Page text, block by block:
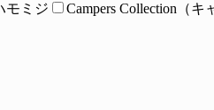
モミジ Campers Collection（